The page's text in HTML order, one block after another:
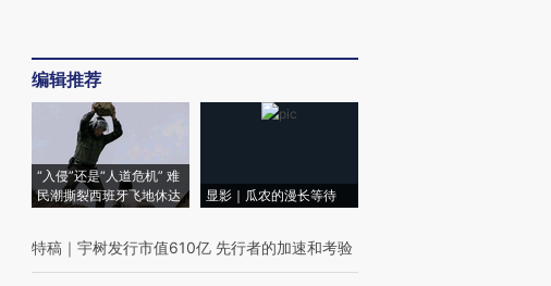
编辑推荐
“入侵”还是“人道危机” 难
民潮撕裂西班牙飞地休达
显影｜瓜农的漫长等待
特稿 ｜ 宇树发行市值610亿 先行者的加速和考验